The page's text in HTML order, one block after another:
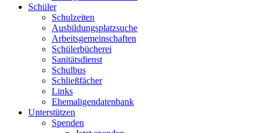
Schüler
Schulzeiten
Ausbildungsplatzsuche
Arbeitsgemeinschaften
Schülerbücherei
Sanitätsdienst
Schulbus
Schließfächer
Links
Ehemaligendatenbank
Unterstützen
Spenden